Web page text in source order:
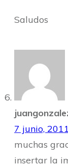
Saludos
7 junio,
muchas
insertar la